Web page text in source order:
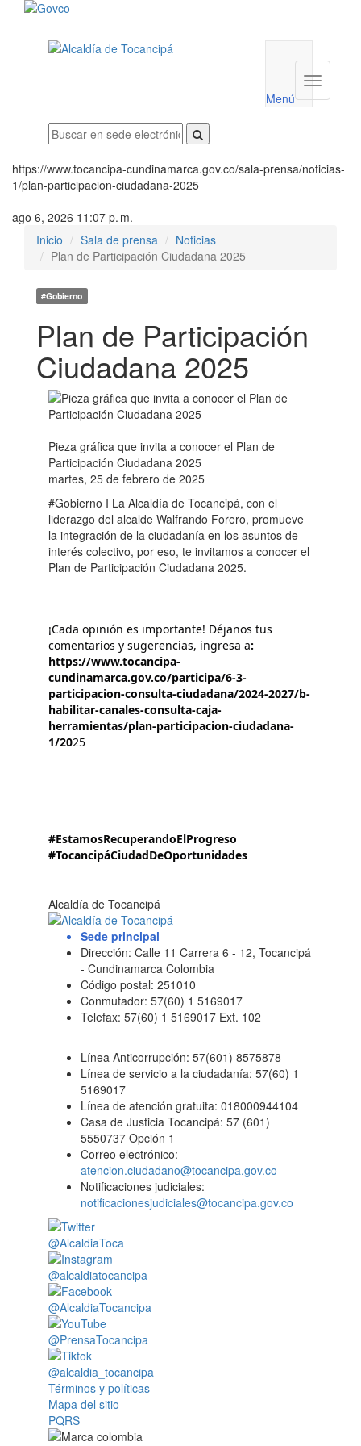
utilidades
Menú
Menú
https://www.tocancipa-cundinamarca.gov.co/sala-prensa/noticias-
1/plan-participacion-ciudadana-2025
ago 6, 2026 11:07 p. m.
Inicio
Sala de prensa
Noticias
Plan de Participación Ciudadana 2025
#Gobierno
Plan de Participación
Ciudadana 2025
Pieza gráfica que invita a conocer el Plan de
Participación Ciudadana 2025
martes, 25 de febrero de 2025
#Gobierno I La Alcaldía de Tocancipá, con el
liderazgo del alcalde Walfrando Forero, promueve
la integración de la ciudadanía en los asuntos de
interés colectivo, por eso, te invitamos a conocer el
Plan de Participación Ciudadana 2025.
¡Cada opinión es importante! Déjanos tus
comentarios y sugerencias, ingresa a:
https://www.tocancipa-
cundinamarca.gov.co/participa/6-3-
participacion-consulta-ciudadana/2024-2027/b-
habilitar-canales-consulta-caja-
herramientas/plan-participacion-ciudadana-
1/2025
#EstamosRecuperandoElProgreso
#TocancipáCiudadDeOportunidades
Alcaldía de Tocancipá
Sede principal
Dirección: Calle 11 Carrera 6 - 12, Tocancipá
- Cundinamarca Colombia
Código postal: 251010
Conmutador: 57(60) 1 5169017
Telefax: 57(60) 1 5169017 Ext. 102
Línea Anticorrupción: 57(601) 8575878
Línea de servicio a la ciudadanía: 57(60) 1
5169017
Línea de atención gratuita: 018000944104
Casa de Justicia Tocancipá: 57 (601)
5550737 Opción 1
Correo electrónico:
atencion.ciudadano@tocancipa.gov.co
Notificaciones judiciales:
notificacionesjudiciales@tocancipa.gov.co
@AlcaldiaToca
@alcaldiatocancipa
@AlcaldiaTocancipa
@PrensaTocancipa
@alcaldia_tocancipa
Términos y políticas
Mapa del sitio
PQRS